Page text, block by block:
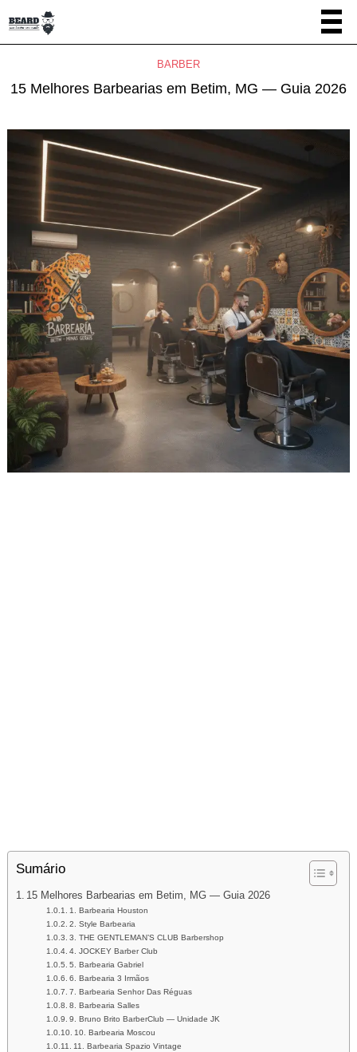
BARBER
15 Melhores Barbearias em Betim, MG — Guia 2026
Sumário
15 Melhores Barbearias em Betim, MG — Guia 2026
1. Barbearia Houston
2. Style Barbearia
3. THE GENTLEMAN’S CLUB Barbershop
4. JOCKEY Barber Club
5. Barbearia Gabriel
6. Barbearia 3 Irmãos
7. Barbearia Senhor Das Réguas
8. Barbearia Salles
9. Bruno Brito BarberClub — Unidade JK
10. Barbearia Moscou
11. Barbearia Spazio Vintage